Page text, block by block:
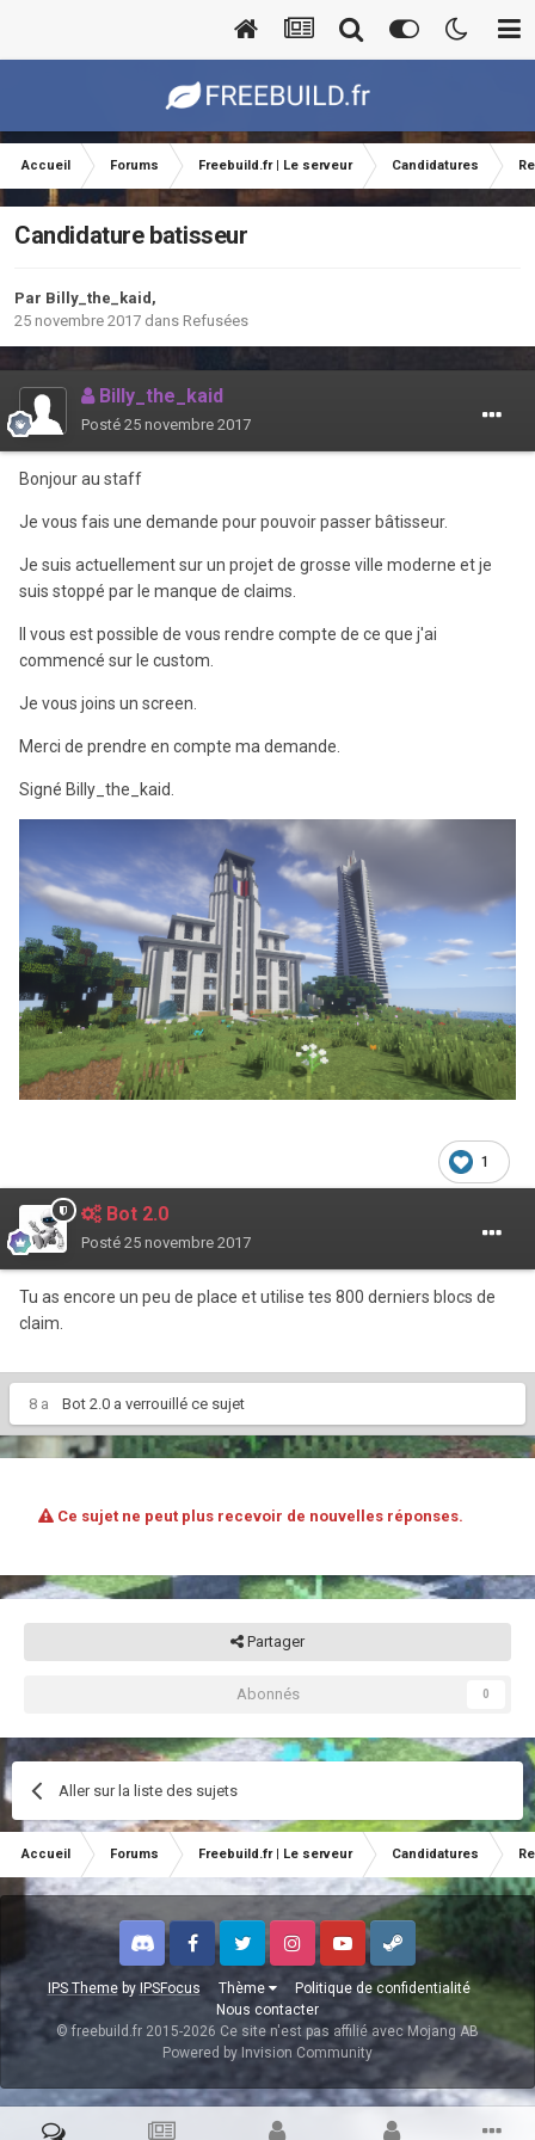
Accueil Forums Freebuild.fr | Le serveur Candidatures
Candidature batisseur
Par Billy_the_kaid ,
25 novembre 2017 dans Refusées
Billy_the_kaid
Posté 25 novembre 2017
Bonjour au staff
Je vous fais une demande pour pouvoir passer bâtisseur.
Je suis actuellement sur un projet de grosse ville moderne et je
suis stoppé par le manque de claims.
Il vous est possible de vous rendre compte de ce que j'ai
commencé sur le custom.
Je vous joins un screen.
Merci de prendre en compte ma demande.
Signé Billy_the_kaid.
1
Bot 2.0
Posté 25 novembre 2017
Tu as encore un peu de place et utilise tes 800 derniers blocs de
claim.
8 a Bot 2.0 a verrouillé ce sujet
Ce sujet ne peut plus recevoir de nouvelles réponses.
Partager
Abonnés 0
Aller sur la liste des sujets
Accueil Forums Freebuild.fr | Le serveur Candidatures
IPS Themeby IPSFocus Thème
Politique de confidentialité
Nous contacter
Discord FacebookTwitter InstagramYoutubeSteam
© freebuild.fr 2015-2026 Ce site n'est pas affilié avec Mojang AB
Powered by Invision Community